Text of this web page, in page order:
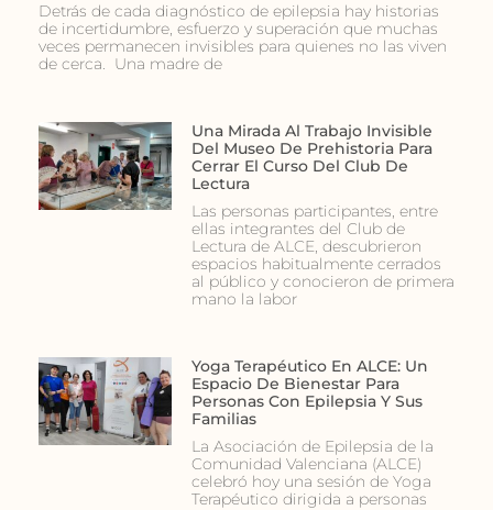
Detrás de cada diagnóstico de epilepsia hay historias
de incertidumbre, esfuerzo y superación que muchas
veces permanecen invisibles para quienes no las viven
de cerca. Una madre de
Una Mirada Al Trabajo Invisible
Del Museo De Prehistoria Para
Cerrar El Curso Del Club De
Lectura
Las personas participantes, entre
ellas integrantes del Club de
Lectura de ALCE, descubrieron
espacios habitualmente cerrados
al público y conocieron de primera
mano la labor
Yoga Terapéutico En ALCE: Un
Espacio De Bienestar Para
Personas Con Epilepsia Y Sus
Familias
La Asociación de Epilepsia de la
Comunidad Valenciana (ALCE)
celebró hoy una sesión de Yoga
Terapéutico dirigida a personas